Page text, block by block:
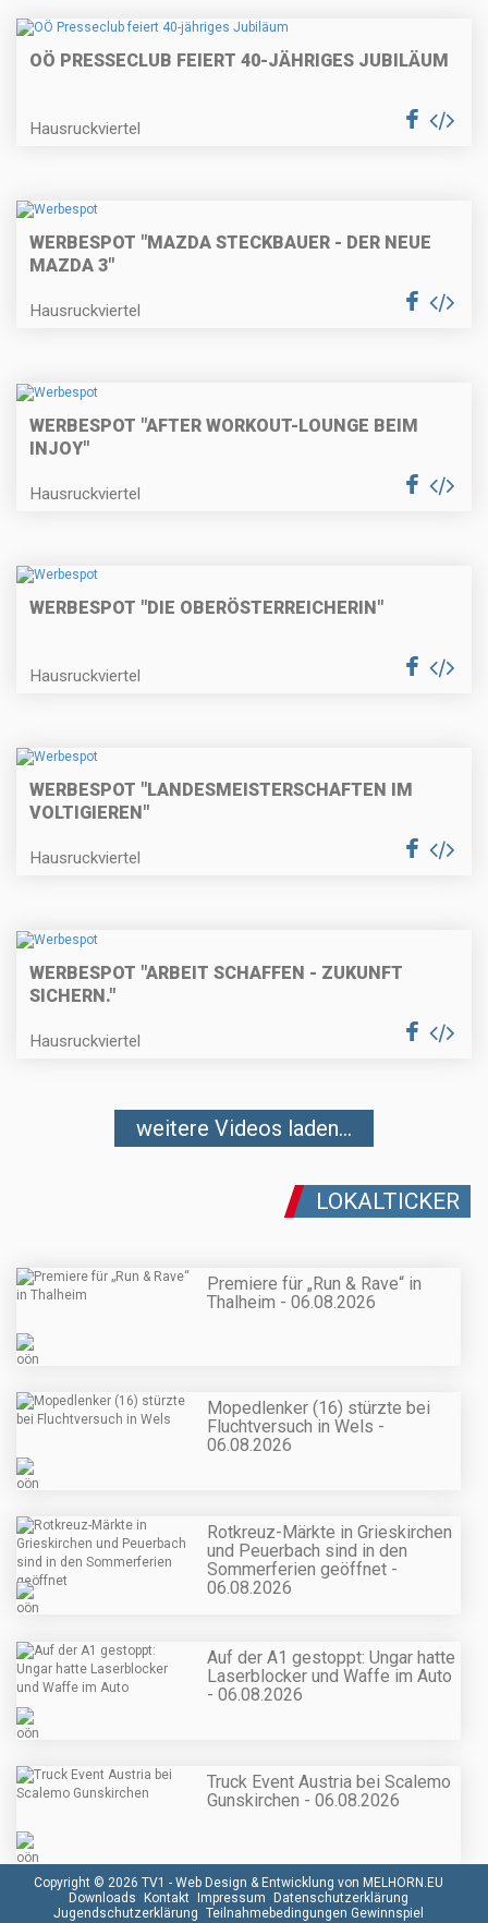
OÖ PRESSECLUB FEIERT 40-JÄHRIGES JUBILÄUM
Hausruckviertel
WERBESPOT "MAZDA STECKBAUER - DER NEUE
MAZDA 3"
Hausruckviertel
WERBESPOT "AFTER WORKOUT-LOUNGE BEIM
INJOY"
Hausruckviertel
WERBESPOT "DIE OBERÖSTERREICHERIN"
Hausruckviertel
WERBESPOT "LANDESMEISTERSCHAFTEN IM
VOLTIGIEREN"
Hausruckviertel
WERBESPOT "ARBEIT SCHAFFEN - ZUKUNFT
SICHERN."
Hausruckviertel
weitere Videos laden...
LOKALTICKER
Premiere für „Run & Rave“ in
Thalheim - 06.08.2026
Mopedlenker (16) stürzte bei
Fluchtversuch in Wels -
06.08.2026
Rotkreuz-Märkte in Grieskirchen
und Peuerbach sind in den
Sommerferien geöffnet -
06.08.2026
Auf der A1 gestoppt: Ungar hatte
Laserblocker und Waffe im Auto
- 06.08.2026
Truck Event Austria bei Scalemo
Gunskirchen - 06.08.2026
Copyright © 2026 TV1 - Web Design & Entwicklung von MELHORN.EU
Downloads Kontakt Impressum Datenschutzerklärung
Jugendschutzerklärung Teilnahmebedingungen Gewinnspiel